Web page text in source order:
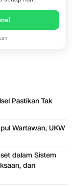
Pastikan Tak
Wartawan, UKW
dalam Sistem
dan